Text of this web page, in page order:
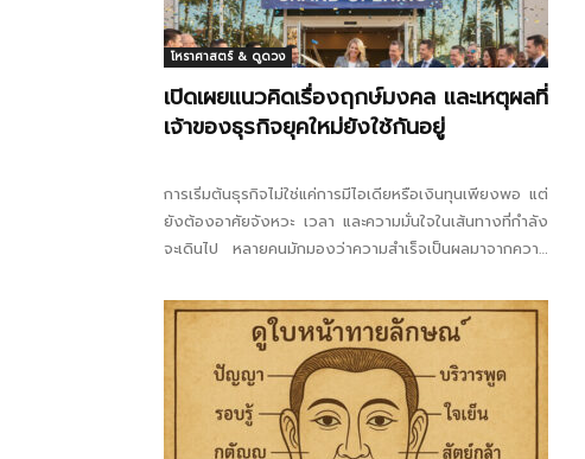
โหราศาสตร์ & ดูดวง
เปิดเผยแนวคิดเรื่องฤกษ์มงคล และเหตุผลที่
เจ้าของธุรกิจยุคใหม่ยังใช้กันอยู่
การเริ่มต้นธุรกิจไม่ใช่แค่การมีไอเดียหรือเงินทุนเพียงพอ แต่
ยังต้องอาศัยจังหวะ เวลา และความมั่นใจในเส้นทางที่กำลัง
จะเดินไป หลายคนมักมองว่าความสำเร็จเป็นผลมาจากความ